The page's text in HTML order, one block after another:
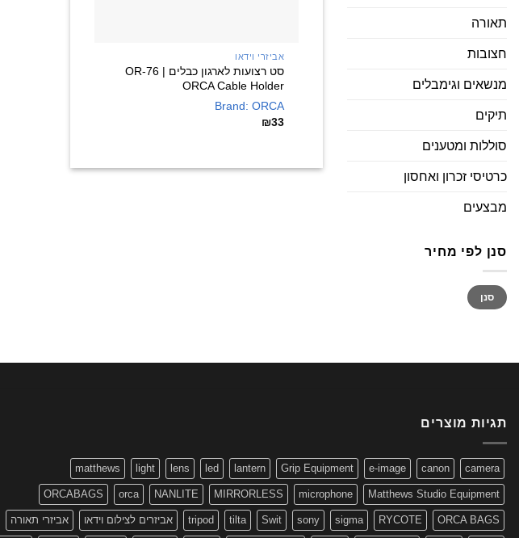
תאורה
חצובות
מנשאים וגימבלים
תיקים
סוללות ומטענים
כרטיסי זכרון ואחסון
מבצעים
סנן לפי מחיר
מחיר
מינימלי
מחיר
מקסימלי
סנן
אביזרי וידאו
סט רצועות לארגון כבלים | OR-76
ORCA Cable Holder
Brand: ORCA
₪33
תגיות מוצרים
camera
canon
e-image
Grip Equipment
lantern
led
lens
light
matthews
Matthews Studio Equipment
microphone
MIRRORLESS
NANLITE
orca
ORCABAGS
ORCA BAGS
RYCOTE
sigma
sony
Swit
tilta
tripod אביזרים לצילום וידאו אביזרי תאורה